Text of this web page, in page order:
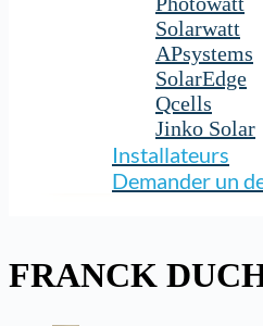
Solarwatt
APsystems
SolarEdge
Qcells
Jinko Solar
Installateurs
Demander un
FRANCK